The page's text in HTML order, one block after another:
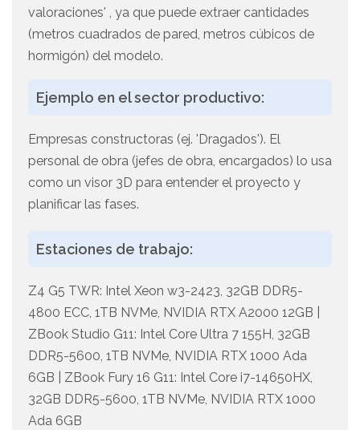
valoraciones' , ya que puede extraer cantidades
(metros cuadrados de pared, metros cúbicos de
hormigón) del modelo.
Ejemplo en el sector productivo:
Empresas constructoras (ej. 'Dragados'). El
personal de obra (jefes de obra, encargados) lo usa
como un visor 3D para entender el proyecto y
planificar las fases.
Estaciones de trabajo:
Z4 G5 TWR: Intel Xeon w3-2423, 32GB DDR5-
4800 ECC, 1TB NVMe, NVIDIA RTX A2000 12GB |
ZBook Studio G11: Intel Core Ultra 7 155H, 32GB
DDR5-5600, 1TB NVMe, NVIDIA RTX 1000 Ada
6GB | ZBook Fury 16 G11: Intel Core i7-14650HX,
32GB DDR5-5600, 1TB NVMe, NVIDIA RTX 1000
Ada 6GB